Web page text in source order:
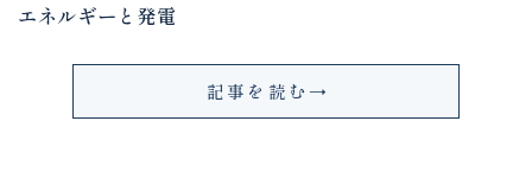
エネルギーと発電
記事を読む